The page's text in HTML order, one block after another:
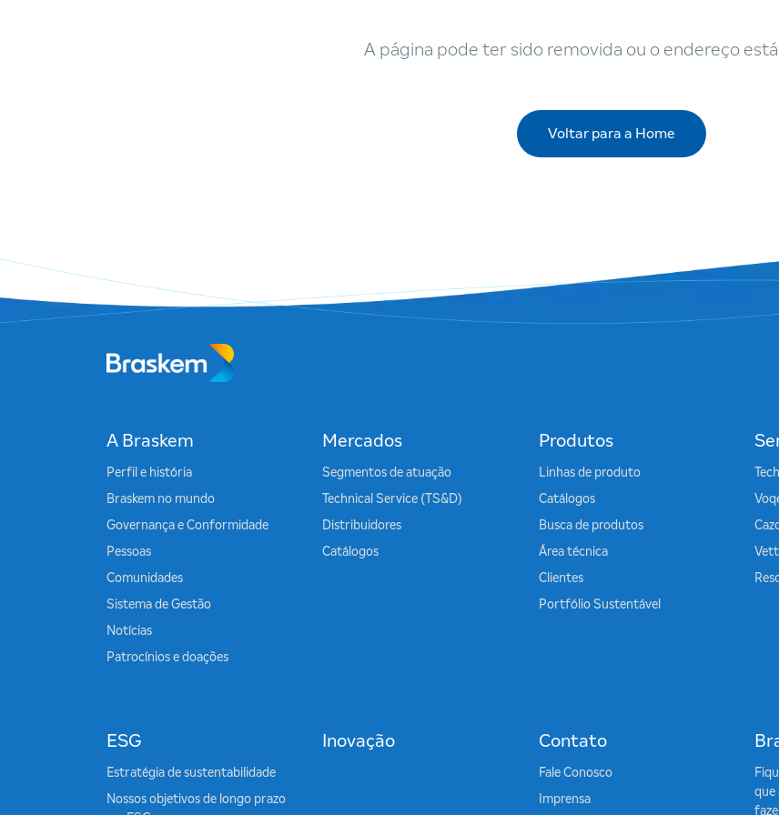
A página pode ter sido removida ou o endereço
Voltar para a Home
A Braskem
Perfil e história
Braskem no mundo
Governança e Conformidade
Pessoas
Comunidades
Sistema de Gestão
Notícias
Patrocínios e doações
Mercados
Segmentos de atuação
Technical Service (TS&D)
Distribuidores
Catálogos
Produtos
Linhas de produto
Catálogos
Busca de produtos
Área técnica
Clientes
Portfólio Sustentável
ESG
Estratégia de sustentabilidade
Nossos objetivos de longo prazo
Inovação Contato
Fale Conosco
Imprensa
que